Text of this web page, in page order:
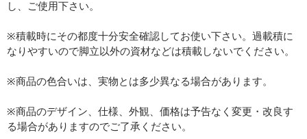
し、ご使用下さい。
※積載時にその都度十分安全確認してお使い下さい。過載積に
なりやすいので脚立以外の資材などは積載しないでください。
※商品の色合いは、実物とは多少異なる場合があります。
※商品のデザイン、仕様、外観、価格は予告なく変更・改良す
る場合がありますのでご了承ください。